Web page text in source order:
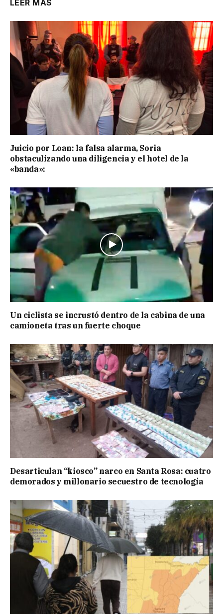
LEER MÁS
Juicio por Loan: la falsa alarma, Soria
obstaculizando una diligencia y el hotel de la
«banda»:
Un ciclista se incrustó dentro de la cabina de una
camioneta tras un fuerte choque
Desarticulan “kiosco” narco en Santa Rosa: cuatro
demorados y millonario secuestro de tecnología